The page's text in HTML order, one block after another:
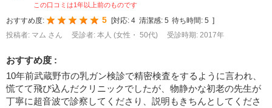
この口コミは1年以上前のものです
おすすめ度: 5 対応: 4 清潔感: 5 待ち時間: 5
投稿者: マム さん
受診者: 本人 (女性・ 50代) 受診時期: 2017年
おすすめ度 :
10年前武蔵野市の乳ガン検診で精密検査をするように言われ、
慌てて飛び込んだクリニックでしたが、物静かな初老の先生が
丁寧に超音波で診察してくださり、説明もきちんとしてくださ